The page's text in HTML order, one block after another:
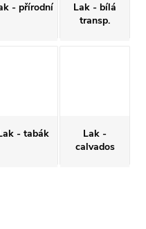
- přírodní
Lak - bílá
transp.
- tabák
Lak -
calvados